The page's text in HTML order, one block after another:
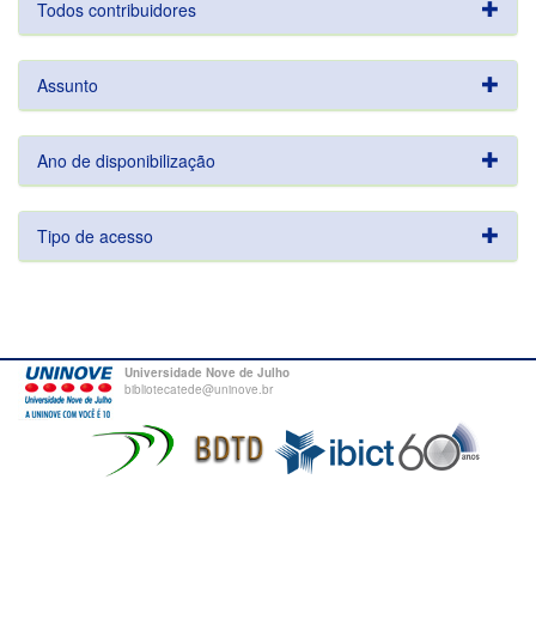
Todos contribuidores
Assunto
Ano de disponibilização
Tipo de acesso
Universidade Nove de Julho
bibliotecatede@uninove.br